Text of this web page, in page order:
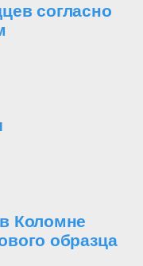
согласно
Коломне
образца